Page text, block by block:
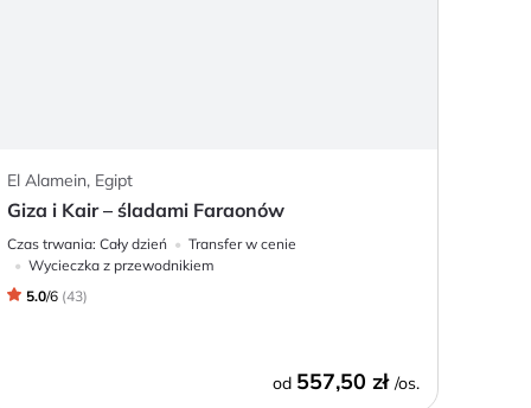
El Alamein, Egipt
Giza i Kair – śladami Faraonów
Czas trwania: Cały dzień
Transfer w cenie
Wycieczka z przewodnikiem
5.0/6 (43)
od 557,50 zł /os.